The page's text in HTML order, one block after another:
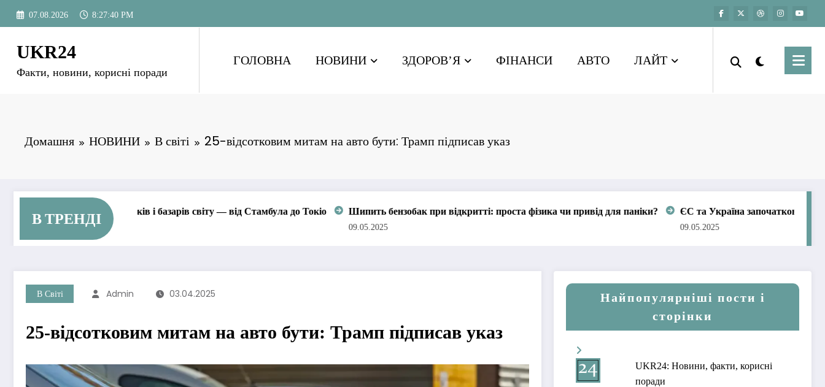
07.08.2026 8:27:42 PM
UKR24
Факти, новини, корисні поради
ГОЛОВНА НОВИНИ ЗДОРОВ’Я ФІНАНСИ АВТО ЛАЙТ
Домашня НОВИНИ В світі 25-відсотковим митам на авто бути: Трамп підписав указ
В ТРЕНДІ
ринків і базарів світу — від Стамбула до Токіо Шипить бензобак при відкритті: проста фізика чи привід для паніки? ЄС та Україна започатковують спеціальний трибунал
В Світі Admin 03.04.2025
25-відсотковим митам на авто бути: Трамп підписав указ
Найпопулярніші пости і
сторінки
UKR24: Новини, факти, корисні
поради